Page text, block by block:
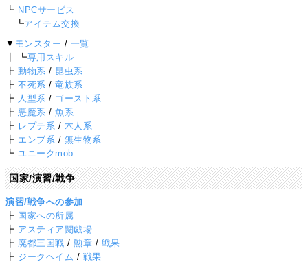
┗ NPCサービス
┗アイテム交換
▼ モンスター / 一覧
┃ ┗専用スキル
┣動物系 / 昆虫系
┣不死系 /竜族系
┣ 人型系 / ゴースト系
┣悪魔系 /魚系
┣ レプテ系 / 木人系
┣ エンブ系 / 無生物系
┗ユニークmob
国家/演習/戦争
演習/戦争への参加
┣ 国家への所属
┣ アスティア闘戯場
┣ 廃都三国戦 /勲章 / 戦果
┣ ジークヘイム / 戦果